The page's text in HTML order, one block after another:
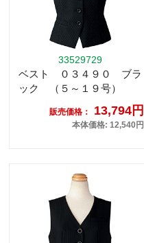
33529729
ベスト ０３４９０ ブラ
ック （５～１９号）
販売価格： 13,794円
本体価格: 12,540円